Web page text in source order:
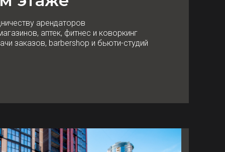
арендаторов
аптек, фитнес и коворкинг
заказов, barbershop и бьюти-студий